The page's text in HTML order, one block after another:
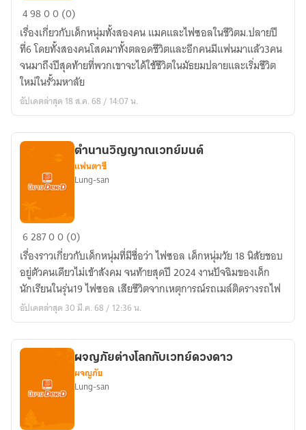
รัก
ครั้ง
นี้
จะ
สม
ความ
ปรารถนา
49800 (0)
เรื่องเกี่ยวกับเด็กหนุ่มทั้งสองคน แมคและไฟซอลในชีวิตม.ปลายปี
ที่6 โดยทั้งสองคนโสดมาทั้งตลอดชีวิตและอีกคนมีแฟนมาแล้ว3คน
จนมาถึงปีสุดท้ายที่พวกเขาจะได้ใช้ชีวิตในมัธยมปลายและเริ่มชีวิต
ใหม่ในรั้วมหาลัย
อัปเดตล่าสุด 18 ส.ค. 68 / 14:07 น.
ตำนาน
วิญญาณ
เวทย์
มนต์
ตำนานวิญญาณเวทย์มนต์
แฟนตาซี
Lung-san
628700 (0)
เรื่องราวเกี่ยวกับเด็กหนุ่มที่มีชื่อว่า ไฟซอล เด็กหนุ่มวัย 18 นิสัยชอบ
อยู่ตัวคนเดียวไม่เข้าสังคม จนท้ายสุดปี 2024 งานปัจฉิมของเด็ก
นักเรียนในรุ่น19 ไฟซอล เสียชีวิตจากเหตุการณ์รถเมล์ติดรางรถไฟ
อัปเดตล่าสุด 30 มี.ค. 68 / 12:36 น.
ผจญภัยต่างโลกกับเวทย์ดวงดาว
ผจญภัย
Lung-san